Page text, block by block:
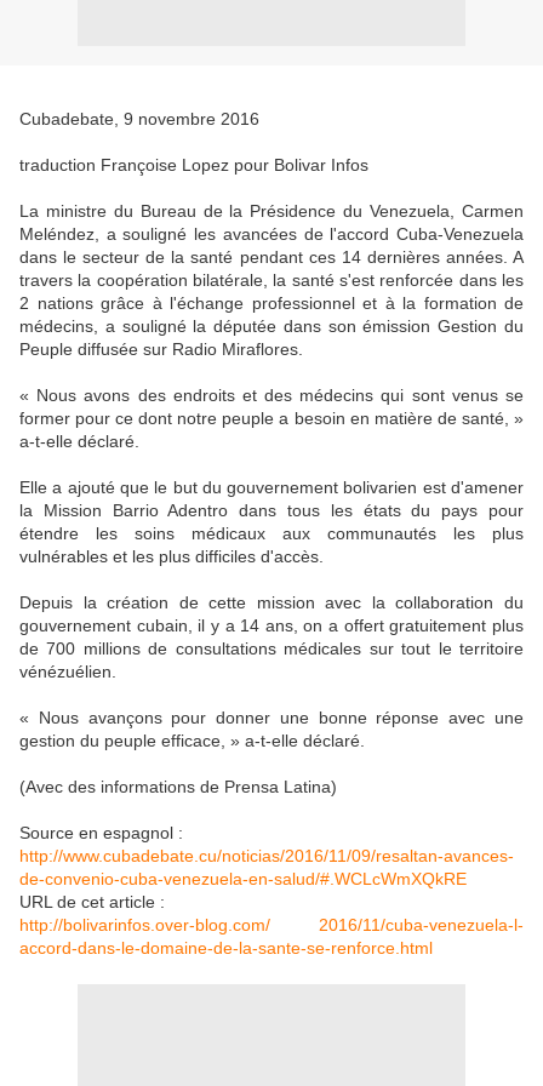
Cubadebate, 9 novembre 2016
traduction Françoise Lopez pour Bolivar Infos
La ministre du Bureau de la Présidence du Venezuela, Carmen
Meléndez, a souligné les avancées de l'accord Cuba-Venezuela
dans le secteur de la santé pendant ces 14 dernières années. A
travers la coopération bilatérale, la santé s'est renforcée dans les
2 nations grâce à l'échange professionnel et à la formation de
médecins, a souligné la députée dans son émission Gestion du
Peuple diffusée sur Radio Miraflores.
« Nous avons des endroits et des médecins qui sont venus se
former pour ce dont notre peuple a besoin en matière de santé, »
a-t-elle déclaré.
Elle a ajouté que le but du gouvernement bolivarien est d'amener
la Mission Barrio Adentro dans tous les états du pays pour
étendre les soins médicaux aux communautés les plus
vulnérables et les plus difficiles d'accès.
Depuis la création de cette mission avec la collaboration du
gouvernement cubain, il y a 14 ans, on a offert gratuitement plus
de 700 millions de consultations médicales sur tout le territoire
vénézuélien.
« Nous avançons pour donner une bonne réponse avec une
gestion du peuple efficace, » a-t-elle déclaré.
(Avec des informations de Prensa Latina)
Source en espagnol :
http://www.cubadebate.cu/noticias/2016/11/09/resaltan-avances-
de-convenio-cuba-venezuela-en-salud/#.WCLcWmXQkRE
URL de cet article :
http://bolivarinfos.over-blog.com/ 2016/11/cuba-venezuela-l-
accord-dans-le-domaine-de-la-sante-se-renforce.html